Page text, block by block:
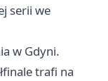
serii we
w Gdyni.
trafi na